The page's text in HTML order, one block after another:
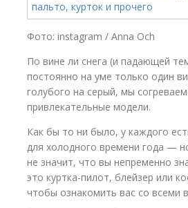
Фото: instagram / Anna Och
По вине ли снега (и падающей
постоянно на уме только один
голубого на серый, мы
привлекательные модели.
Как бы то ни было, у каждого
для холодного времени года —
не значит, что вы непременно
это куртка-пилот, блейзер или
чтобы ознакомить вас со всеми